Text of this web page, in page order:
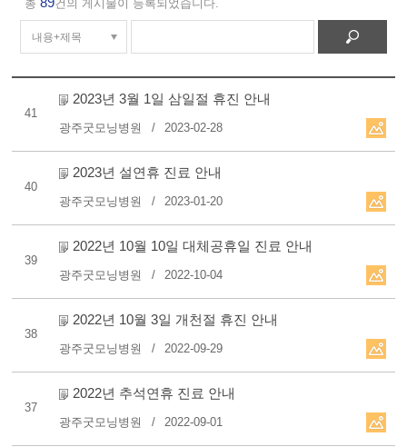
총 건의 게시물이 등록되었습니다.
41
2023년 3월 1일 삼일절 휴진 안내
광주굿모닝병원 2023-02-28
40
2023년 설연휴 진료 안내
광주굿모닝병원 2023-01-20
39
2022년 10월 10일 대체공휴일 진료 안내
광주굿모닝병원 2022-10-04
38
2022년 10월 3일 개천절 휴진 안내
광주굿모닝병원 2022-09-29
37
2022년 추석연휴 진료 안내
광주굿모닝병원 2022-09-01